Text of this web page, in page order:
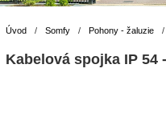
Úvod / Somfy / Pohony - žaluzie /
Kabelová spojka IP 54